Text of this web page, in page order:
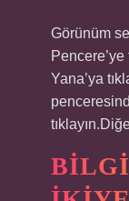
Görünüm
Yana’ya